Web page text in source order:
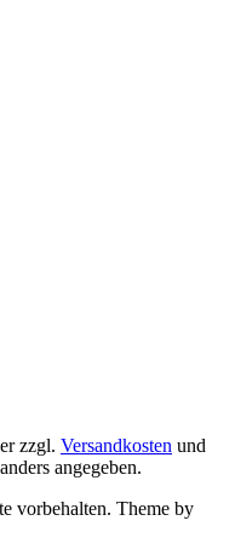
zzgl. Versandkosten und
angegeben.
vorbehalten. Theme by